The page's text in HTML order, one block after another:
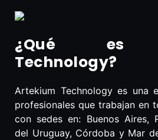
¿Qué es
Technology?
Artekium Technology es una
profesionales que trabajan en
con sedes en: Buenos Aires,
del Uruguay, Córdoba y Mar